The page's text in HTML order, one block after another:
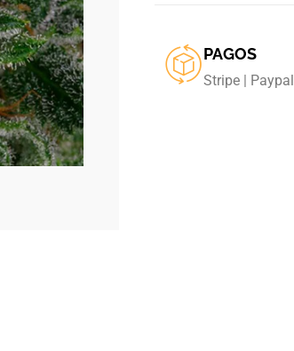
PAGOS
Stripe | Paypal